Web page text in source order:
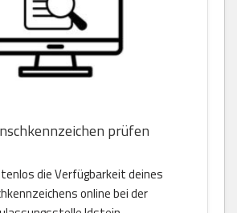
prüfen
die Verfügbarkeit deines
online bei der